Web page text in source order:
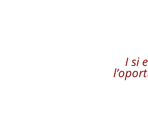
I si